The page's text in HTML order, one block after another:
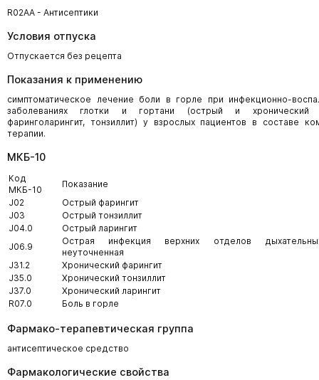
R02AA - Антисептики
Условия отпуска
Отпускается без рецепта
Показания к применению
симптоматическое лечение боли в горле при инфекционно-
заболеваниях глотки и гортани (острый и хронический
фаринголарингит, тонзиллит) у взрослых пациентов в составе
терапии.
МКБ-10
Код
МКБ-10
Показание
J02
Острый фарингит
J03
Острый тонзиллит
J04.0
Острый ларингит
J06.9
Острая инфекция верхних отделов
неуточненная
J31.2
Хронический фарингит
J35.0
Хронический тонзиллит
J37.0
Хронический ларингит
R07.0
Боль в горле
Фармако-терапевтическая группа
антисептическое средство
Фармакологические свойства